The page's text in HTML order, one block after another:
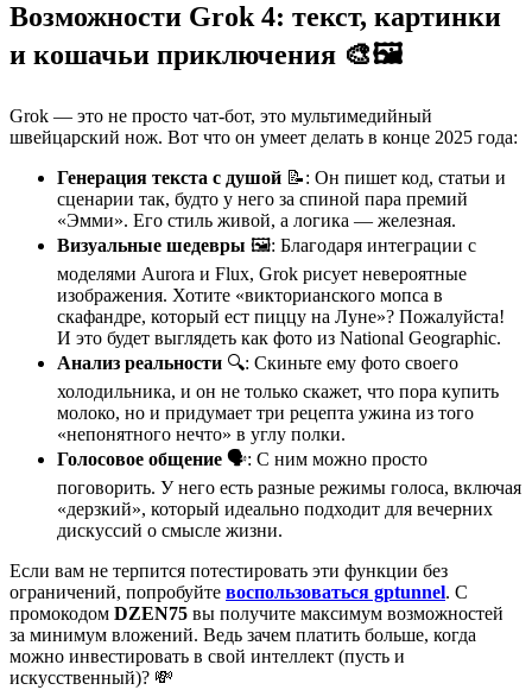
Возможности Grok 4: текст, картинки
и кошачьи приключения 🎨🖼️
Grok — это не просто чат-бот, это мультимедийный
швейцарский нож. Вот что он умеет делать в конце 2025 года:
Генерация текста с душой 📝: Он пишет код, статьи и
сценарии так, будто у него за спиной пара премий
«Эмми». Его стиль живой, а логика — железная.
Визуальные шедевры 🖼️: Благодаря интеграции с
моделями Aurora и Flux, Grok рисует невероятные
изображения. Хотите «викторианского мопса в
скафандре, который ест пиццу на Луне»? Пожалуйста!
И это будет выглядеть как фото из National Geographic.
Анализ реальности 🔍: Скиньте ему фото своего
холодильника, и он не только скажет, что пора купить
молоко, но и придумает три рецепта ужина из того
«непонятного нечто» в углу полки.
Голосовое общение 🗣️: С ним можно просто
поговорить. У него есть разные режимы голоса, включая
«дерзкий», который идеально подходит для вечерних
дискуссий о смысле жизни.
Если вам не терпится потестировать эти функции без
ограничений, попробуйте воспользоваться gptunnel. С
промокодом DZEN75 вы получите максимум возможностей
за минимум вложений. Ведь зачем платить больше, когда
можно инвестировать в свой интеллект (пусть и
искусственный)? 💸